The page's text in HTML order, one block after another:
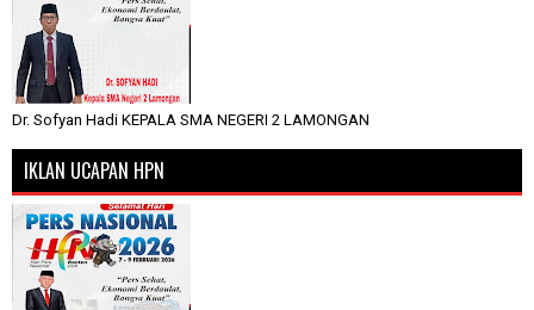
Dr. Sofyan Hadi KEPALA SMA NEGERI 2 LAMONGAN
IKLAN UCAPAN HPN